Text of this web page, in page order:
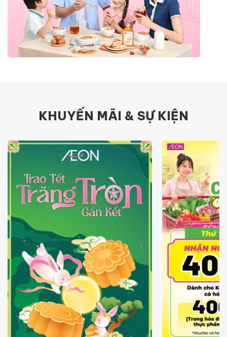
KHUYẾN MÃI & SỰ KIỆN